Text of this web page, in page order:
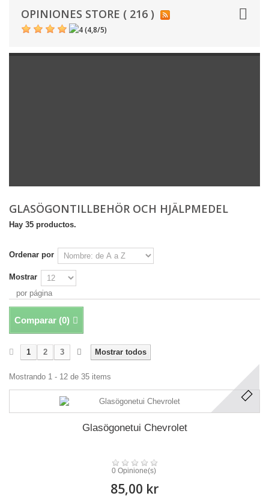
OPINIONES STORE ( 216 )
(4,8/5)
GLASÖGONTILLBEHÖR OCH HJÄLPMEDEL
Hay 35 productos.
Ordenar por
Mostrar
por página
Comparar (0)
Mostrar todos
1 2 3
Mostrando 1 - 12 de 35 items
Glasögonetui Chevrolet
0 Opinione(s)
85,00 kr